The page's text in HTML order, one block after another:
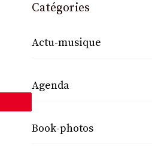
Catégories
Actu-musique
Agenda
Book-photos